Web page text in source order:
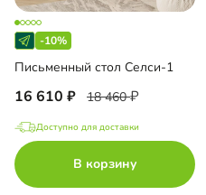
-10%
Письменный стол Селси-1
16 610 18 460
Доступно для доставки
В корзину